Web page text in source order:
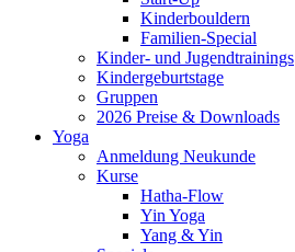
Kinderbouldern
Familien-Special
Kinder- und Jugendtrainings
Kindergeburtstage
Gruppen
2026 Preise & Downloads
Yoga
Anmeldung Neukunde
Kurse
Hatha-Flow
Yin Yoga
Yang & Yin